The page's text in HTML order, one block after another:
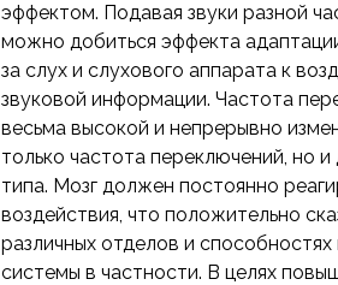
эффектом. Подавая звуки разной
можно добиться эффекта
за слух и слухового аппарата к
звуковой информации. Частота
весьма высокой и непрерывно
только частота переключений, но
типа. Мозг должен постоянно
воздействия, что положительно
различных отделов и
системы в частности. В целях